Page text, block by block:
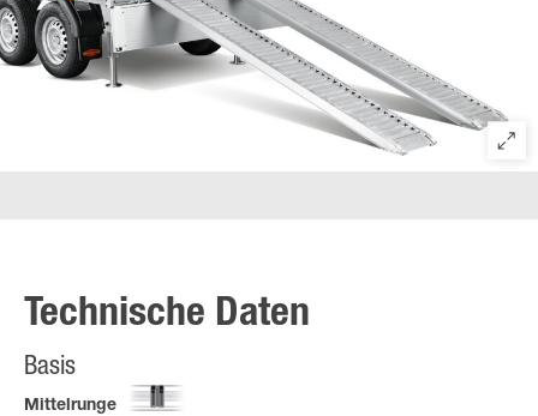
Technische Daten
Basis
Mittelrunge